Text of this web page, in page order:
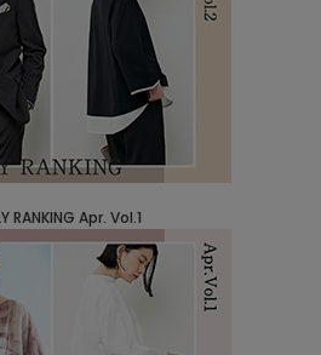
RANKING Apr. Vol.1